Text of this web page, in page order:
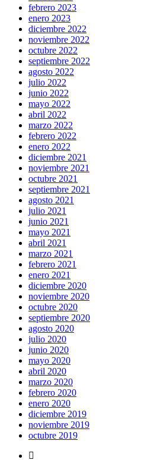
febrero 2023
enero 2023
diciembre 2022
noviembre 2022
octubre 2022
septiembre 2022
agosto 2022
julio 2022
junio 2022
mayo 2022
abril 2022
marzo 2022
febrero 2022
enero 2022
diciembre 2021
noviembre 2021
octubre 2021
septiembre 2021
agosto 2021
julio 2021
junio 2021
mayo 2021
abril 2021
marzo 2021
febrero 2021
enero 2021
diciembre 2020
noviembre 2020
octubre 2020
septiembre 2020
agosto 2020
julio 2020
junio 2020
mayo 2020
abril 2020
marzo 2020
febrero 2020
enero 2020
diciembre 2019
noviembre 2019
octubre 2019